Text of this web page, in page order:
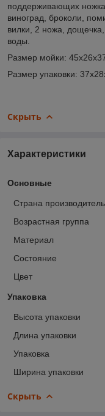
поддерживающих
виноград, броколи,
вилки, 2 ножа,
воды.
Размер мойки:
Размер упаковки:
Скрыть
Характеристики
Основные
Страна производитель
Возрастная группа
Материал
Состояние
Цвет
Упаковка
Высота упаковки
Длина упаковки
Упаковка
Ширина упаковки
Скрыть